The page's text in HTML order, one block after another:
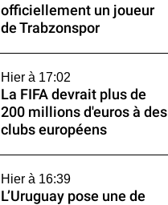
officiellement un joueur
de Trabzonspor
Hier à 17:02
La FIFA devrait plus de
200 millions d'euros à des
clubs européens
Hier à 16:39
L’Uruguay pose une de